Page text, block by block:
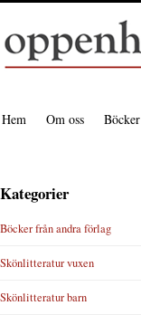
Hem Om oss Böcker
Kategorier
Böcker från andra förlag
Skönlitteratur vuxen
Skönlitteratur barn